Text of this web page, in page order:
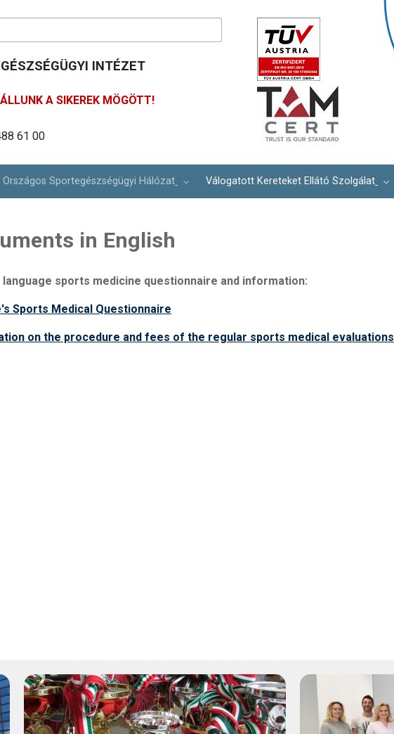
INTÉZET
A SIKEREK MÖGÖTT!
info@osei.hu
Országos Sportegészségügyi Hálózat Válogatott Kereteket Ellátó Szolgálat
in English
language sports medicine questionnaire and information:
Sports Medical Questionnaire
on the procedure and fees of the regular sports medical evaluations